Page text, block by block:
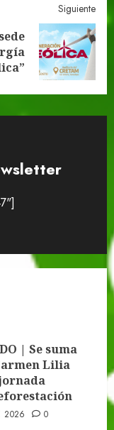
Siguiente
| Se suma
Lilia
2026 0